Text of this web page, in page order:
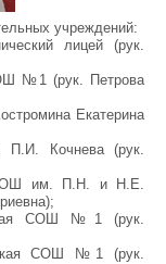
учреждений:
лицей (рук.
№1 (рук. Петрова
Екатерина
П.И. Кочнева (рук.
им. П.Н. и Н.Е.
СОШ №1 (рук.
СОШ №1 (рук.